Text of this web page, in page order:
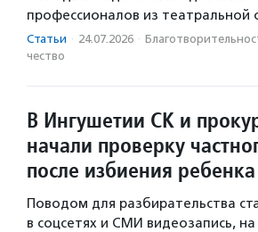
профессионалов из театральной
Статьи · 24.07.2026 ·
чест­во
В Ингушетии СК и
начали проверку
после избиения
Поводом для разбирательства
в соцсетях и СМИ видеозапись,